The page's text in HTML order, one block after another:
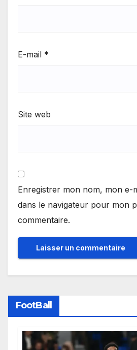
E-mail *
Site web
Enregistrer mon nom, mon e-
dans le navigateur pour mon
commentaire.
FootBall